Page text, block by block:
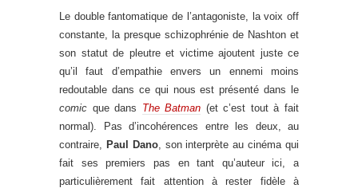
Le double fantomatique de l’antagoniste, la voix off
constante, la presque schizophrénie de Nashton et
son statut de pleutre et victime ajoutent juste ce
qu’il faut d’empathie envers un ennemi moins
redoutable dans ce qui nous est présenté dans le
comic que dans The Batman (et c’est tout à fait
normal). Pas d’incohérences entre les deux, au
contraire,
Paul Dano, son interprète au cinéma qui
fait ses premiers pas en tant qu’auteur ici, a
particulièrement fait attention à rester fidèle à